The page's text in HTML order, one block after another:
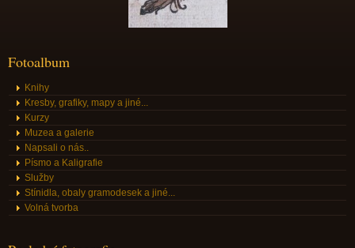
Fotoalbum
Knihy
Kresby, grafiky, mapy a jiné...
Kurzy
Muzea a galerie
Napsali o nás..
Písmo a Kaligrafie
Služby
Stínidla, obaly gramodesek a jiné...
Volná tvorba